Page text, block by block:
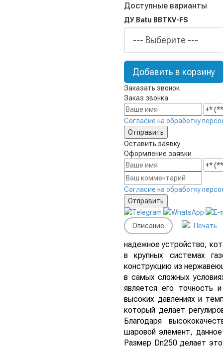
Доступные варианты
ДУ Batu BBTKV-FS
Добавить в корзину
Заказать звонок
Заказ звонка
Согласие на обработку
Оставить заявку
Оформление заявки
Согласие на обработку
Описание Печать
надежное устройство,
в крупных системах
конструкцию из
в самых сложных
является его точность
высоких давлениях и
который делает
Благодаря
шаровой элемент,
Размер Dn250 делает